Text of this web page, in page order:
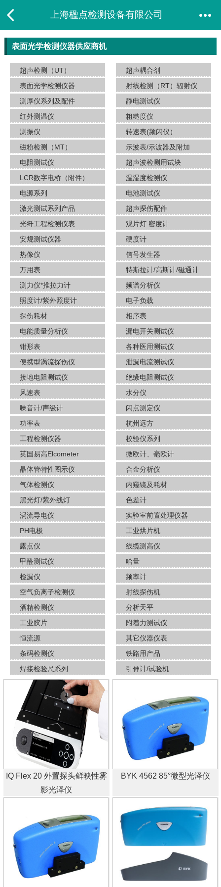
上海楹点检测设备有限公司
表面光学检测仪器供应商机
超声检测（UT）
超声耦合剂
表面光学检测仪器
射线检测（RT）辐射仪
测厚仪系列及配件
静电测试仪
红外测温仪
粗糙度仪
测振仪
转速表(频闪仪）
磁粉检测（MT）
示波表/示波器及附加
电阻测试仪
超声波检测用试块
LCR数字电桥（附件）
温湿度检测仪
电源系列
电池测试仪
激光测试系列产品
超声探伤配件
光纤工程检测仪表
观片灯 密度计
安规测试仪器
硬度计
热像仪
信号发生器
万用表
特斯拉计/高斯计​/磁通计
测力仪*推拉力计
频谱分析仪
照度计/紫外照度计
电子负载
探伤耗材
相序表
电能质量分析仪
漏电开关测试仪
钳形表
各种医用测试仪
便携型涡流探伤仪
泄漏电流测试仪
接地电阻测试仪
绝缘电阻测试仪
风速表
水分仪
噪音计/声级计
闪点测定仪
功率表
杭州远方
工程检测仪器
校验仪系列
英国易高Elcometer
微欧计、毫欧计
晶体管特性图示仪
合金分析仪
气体检测仪
内窥镜及耗材
黑光灯/紫外线灯
色差计
涡流导电仪
实验室前置处理仪器
PH电极
工业烘片机
露点仪
线缆测高仪
甲醛测试仪
哈量
检漏仪
频率计
空气负离子检测仪
射线探伤机
酒​精检测仪
分析天平
工业胶片
附着力测试仪
恒流源
其它仪器仪表
条码检测仪
铁路用产品
焊接检验尺系列
引伸计/试验机
IQ Flex 20 外置探头鲜映性雾
影光泽仪
BYK 4562 85°微型光泽仪